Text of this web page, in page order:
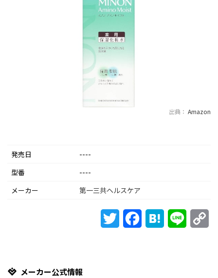
出典： Amazon
発売日
----
型番
----
メーカー
第一三共ヘルスケア
Twitter FacebookHatena Line
メーカー公式情報